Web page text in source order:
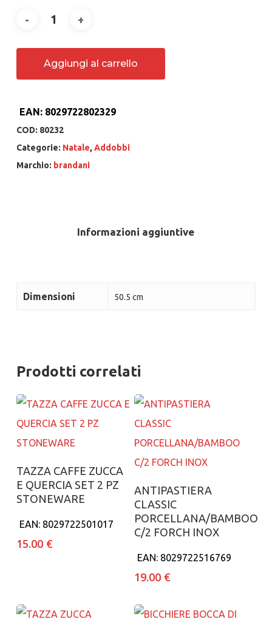
Aggiungi al carrello
EAN: 8029722802329
COD: 80232
Categorie: Natale, Addobbi
Marchio: brandani
Informazioni aggiuntive
Dimensioni 50.5 cm
Prodotti correlati
Aggiungi al carrello
TAZZA CAFFE ZUCCA
E QUERCIA SET 2 PZ
STONEWARE
EAN: 8029722501017
15.00 €
Aggiungi al carrello
ANTIPASTIERA
CLASSIC
PORCELLANA/BAMBOO
C/2 FORCH INOX
EAN: 8029722516769
19.00 €